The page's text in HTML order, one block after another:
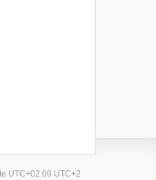
UTC+02:00 UTC+2